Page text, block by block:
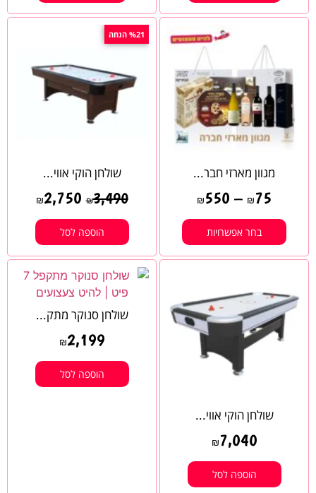
מגוון מארזי חבר...
₪ 75
–
₪ 550
בחר אפשרויות
%21 הנחה
שולחן הוקי אווי...
₪3,490
₪2,750
הוספה לסל
שולחן הוקי אווי...
₪ 7,040
הוספה לסל
שולחן סנוקר מתק...
₪2,199
הוספה לסל